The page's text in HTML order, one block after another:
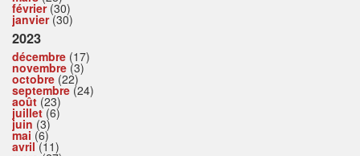
février(30)
janvier(30)
2023
décembre (17)
novembre (3)
octobre (22)
septembre (24)
août (23)
juillet(6)
juin (3)
mai (6)
avril(11)